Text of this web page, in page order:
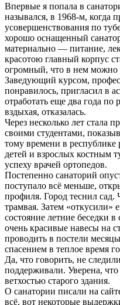
Впервые я попала в
назывался, в 1968-м, когда
усовершенствования по
хорошо оснащенный
материально — питание,
красотою главный корпус
огромный, что в нем можно
Заведующий курсом,
понравилось, пригласил в
отработать еще два года
вздыхая, отказалась.
Через несколько лет стала
своими студентами,
тому времени в республике
детей и взрослых костным
успеху врачей ортопедов.
Постепенно санаторий
поступало всё меньше,
профиля. Город теснил сад.
трамвая. Затем
состояние летние беседки
очень красивые навесы на
проводить в постели
спасением в теплое время
Да, что говорить, не
поддерживали. Уверена,
ветхостью старого здания.
О санатории писали на
всё, вот некоторые